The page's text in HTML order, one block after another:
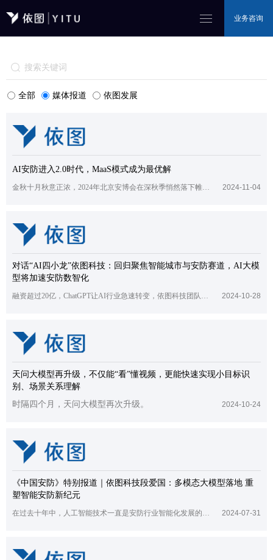
业务咨询
全部 媒体报道 依图发展
AI安防进入2.0时代，MaaS模式成为最优解
金秋十月秋意正浓，2024年北京安博会在深秋季悄然落下帷幕。整体规模虽不及盛时，但作为一年一度行业盛会，安博会依然承载着安防人的情怀和希望。 2024-11-04
对话“AI四小龙”依图科技：回归聚焦智能城市与安防赛道，AI大模
型将加速安防数智化
融资超过20亿，ChatGPT让AI行业急速转变，依图科技团队向钛媒体独家讲述安防赛道会如何变化。 2024-10-28
天问大模型再升级，不仅能“看”懂视频，更能快速实现小目标识
别、场景关系理解
时隔四个月，天问大模型再次升级。
2024-10-24
《中国安防》特别报道｜依图科技段爱国：多模态大模型落地 重
塑智能安防新纪元
在过去十年中，人工智能技术一直是安防行业智能化发展的核心驱动力，为行业注入了新的活力和机遇。 2024-07-31